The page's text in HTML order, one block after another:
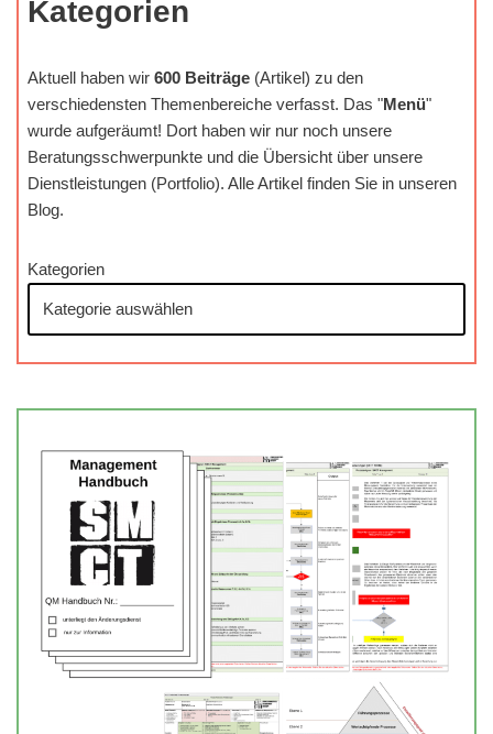
Kategorien
Aktuell haben wir 600 Beiträge (Artikel) zu den
verschiedensten Themenbereiche verfasst. Das "Menü"
wurde aufgeräumt! Dort haben wir nur noch unsere
Beratungsschwerpunkte und die Übersicht über unsere
Dienstleistungen (Portfolio). Alle Artikel finden Sie in unseren
Blog.
Kategorien